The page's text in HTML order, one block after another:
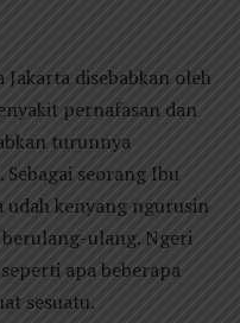
disebabkan oleh
pernafasan dan
turunnya
seorang Ibu
udah kenyang ngurusin
ulang. Ngeri
apa beberapa
sesuatu.